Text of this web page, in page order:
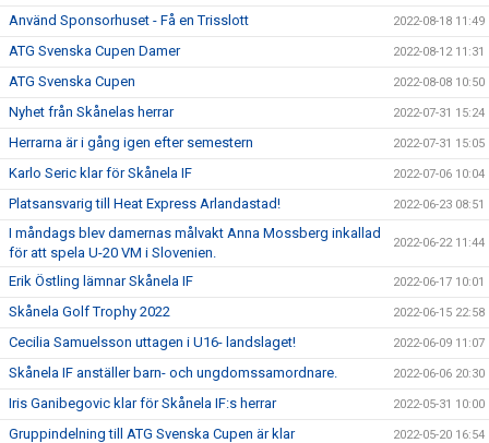
Använd Sponsorhuset - Få en Trisslott 2022-08-18 11:49
ATG Svenska Cupen Damer 2022-08-12 11:31
ATG Svenska Cupen 2022-08-08 10:50
Nyhet från Skånelas herrar 2022-07-31 15:24
Herrarna är i gång igen efter semestern 2022-07-31 15:05
Karlo Seric klar för Skånela IF 2022-07-06 10:04
Platsansvarig till Heat Express Arlandastad! 2022-06-23 08:51
I måndags blev damernas målvakt Anna Mossberg inkallad
för att spela U-20 VM i Slovenien.
2022-06-22 11:44
Erik Östling lämnar Skånela IF 2022-06-17 10:01
Skånela Golf Trophy 2022 2022-06-15 22:58
Cecilia Samuelsson uttagen i U16- landslaget! 2022-06-09 11:07
Skånela IF anställer barn- och ungdomssamordnare. 2022-06-06 20:30
Iris Ganibegovic klar för Skånela IF:s herrar 2022-05-31 10:00
Gruppindelning till ATG Svenska Cupen är klar 2022-05-20 16:54